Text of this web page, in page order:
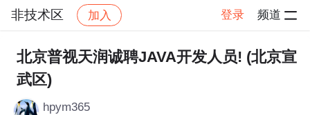
非技术区 加入 登录 频道
社区 非技术区 帖子详情
北京普视天润诚聘JAVA开发人员! (北京宣
武区)
hpym365